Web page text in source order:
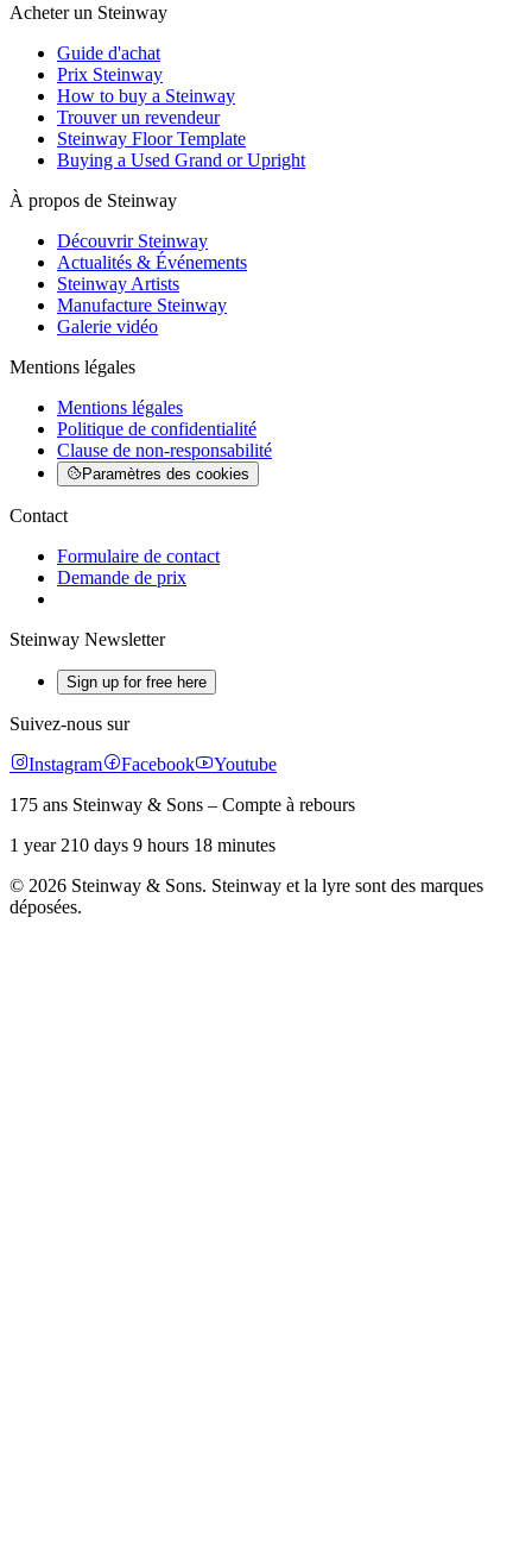
Acheter un Steinway
Guide d'achat
Prix Steinway
How to buy a Steinway
Trouver un revendeur
Steinway Floor Template
Buying a Used Grand or Upright
À propos de Steinway
Découvrir Steinway
Actualités & Événements
Steinway Artists
Manufacture Steinway
Galerie vidéo
Mentions légales
Mentions légales
Politique de confidentialité
Clause de non-responsabilité
Paramètres des cookies
Contact
Formulaire de contact
Demande de prix
Steinway Newsletter
Sign up for free here
Suivez-nous sur
Instagram
Facebook
Youtube
175 ans Steinway & Sons – Compte à rebours
1 year 210 days 9 hours 18 minutes
© 2026 Steinway & Sons. Steinway et la lyre sont des marques
déposées.